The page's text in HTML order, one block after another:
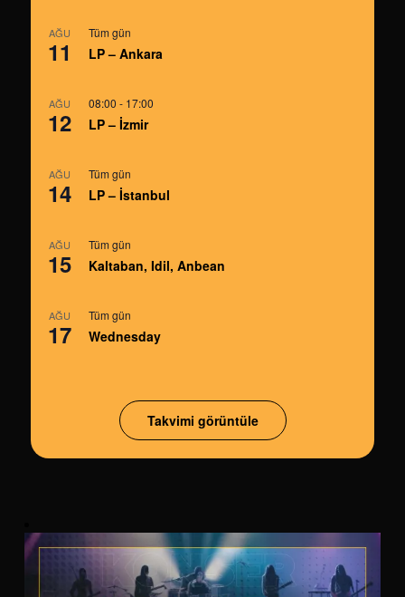
AĞU
11
Tüm gün
LP – Ankara
AĞU
12
08:00 - 17:00
LP – İzmir
AĞU
14
Tüm gün
LP – İstanbul
AĞU
15
Tüm gün
Kaltaban, Idil, Anbean
AĞU
17
Tüm gün
Wednesday
Takvimi görüntüle